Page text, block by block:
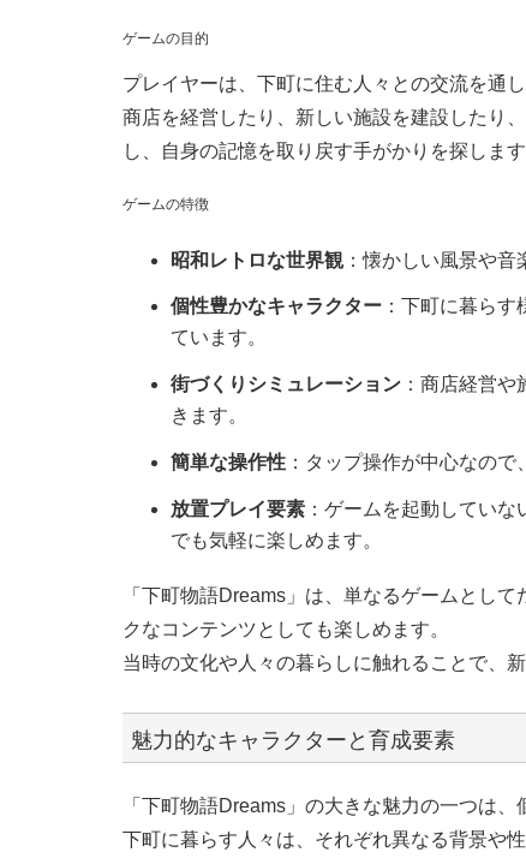
ゲームの目的
プレイヤーは、下町に住む人々との交流を通
商店を経営したり、新しい施設を建設したり
し、自身の記憶を取り戻す手がかりを探します
ゲームの特徴
昭和レトロな世界観：懐かしい風景や音
個性豊かなキャラクター ：下町に暮ら
ています。
街づくりシミュレーション ：商店経営
きます。
簡単な操作性 ：タップ操作が中心なので
放置プレイ要素 ：ゲームを起動してい
でも気軽に楽しめます。
「下町物語Dreams」は、単なるゲームとし
クなコンテンツとしても楽しめます。
当時の文化や人々の暮らしに触れることで、
魅力的なキャラクターと育成要素
「下町物語Dreams」の大きな魅力の一つは、
下町に暮らす人々は、それぞれ異なる背景や